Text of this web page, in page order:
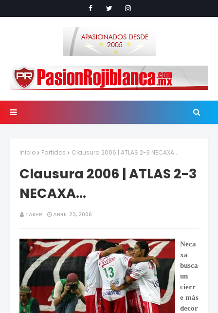
Inicio Partidos Clausura 2006 | ATLAS 2-3 NECAXA...
Clausura 2006 | ATLAS 2-3
NECAXA...
TAKER ABRIL 23, 2006
Neca
xa
busca
un
cierr
e más
decor